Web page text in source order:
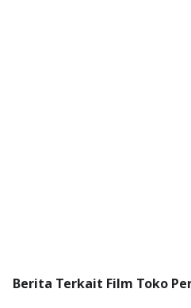
Berita Terkait Film Toko